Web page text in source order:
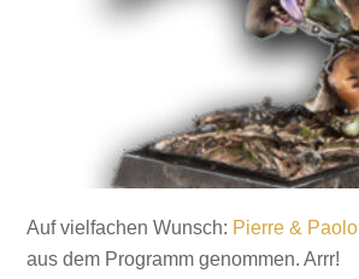
Auf vielfachen Wunsch: Pierre & Paolo
aus dem Programm genommen. Arrr!